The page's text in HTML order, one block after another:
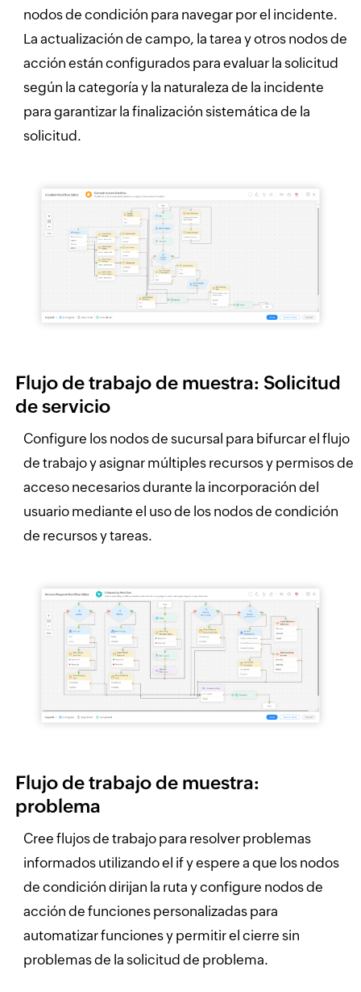
nodos de condición para navegar por el incidente.
La actualización de campo, la tarea y otros nodos de
acción están configurados para evaluar la solicitud
según la categoría y la naturaleza de la incidente
para garantizar la finalización sistemática de la
solicitud.
Flujo de trabajo de muestra: Solicitud
de servicio
Configure los nodos de sucursal para bifurcar el flujo
de trabajo y asignar múltiples recursos y permisos de
acceso necesarios durante la incorporación del
usuario mediante el uso de los nodos de condición
de recursos y tareas.
Flujo de trabajo de muestra:
problema
Cree flujos de trabajo para resolver problemas
informados utilizando el if y espere a que los nodos
de condición dirijan la ruta y configure nodos de
acción de funciones personalizadas para
automatizar funciones y permitir el cierre sin
problemas de la solicitud de problema.